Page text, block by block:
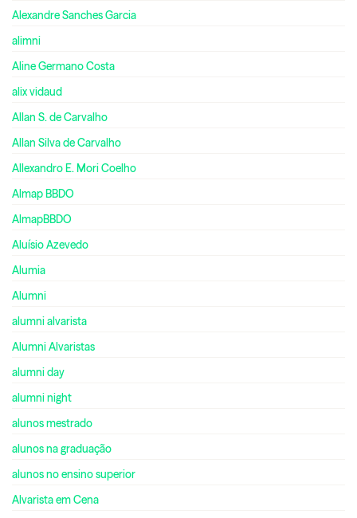
Alexandre Sanches Garcia
alimni
Aline Germano Costa
alix vidaud
Allan S. de Carvalho
Allan Silva de Carvalho
Allexandro E. Mori Coelho
Almap BBDO
AlmapBBDO
Aluísio Azevedo
Alumia
Alumni
alumni alvarista
Alumni Alvaristas
alumni day
alumni night
alunos mestrado
alunos na graduação
alunos no ensino superior
Alvarista em Cena